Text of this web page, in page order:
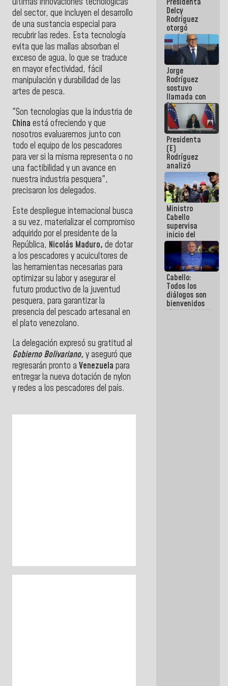
del sector, que incluyen el desarrollo
de una sustancia especial para
recubrir las redes. Esta tecnología
evita que las mallas absorban el
exceso de agua, lo que se traduce
en mayor efectividad, fácil
manipulación y durabilidad de las
artes de pesca.
​"Son tecnologías que la industria de
China está ofreciendo y que
nosotros evaluaremos junto con
todo el equipo de los pescadores
para ver si la misma representa o no
una factibilidad y un avance en
nuestra industria pesquera",
precisaron los delegados.
Este despliegue internacional busca
a su vez, materializar el compromiso
adquirido por el presidente de la
República, Nicolás Maduro, de dotar
a los pescadores y acuicultores de
las herramientas necesarias para
optimizar su labor y asegurar el
futuro productivo de la juventud
pesquera, para garantizar la
presencia del pescado artesanal en
el plato venezolano.
​La delegación expresó su gratitud al
Gobierno Bolivariano, y aseguró que
regresarán pronto a Venezuela para
entregar la nueva dotación de nylon
y redes a los pescadores del país.
abordar
planes de
acción
Delcy
Rodríguez
otorgó
medalla
"Héroe de
Venezuela"
a servidores
públicos
Jorge
Rodríguez
sostuvo
llamada con
Dinorah
Figuera y
acuerdan
primer
encuentro
presencial
para el
diálogo
Presidenta
(E)
Rodríguez
analizó
junto a
gobernadores
planes de
recuperación
del Sistema
Eléctrico
Nacional
Ministro
Cabello
supervisa
inicio del
proceso de
demolición
de
edificaciones
declaradas
en riesgo en
La Guaira
(+Fotos)
Cabello:
Todos los
diálogos son
bienvenidos
siempre que